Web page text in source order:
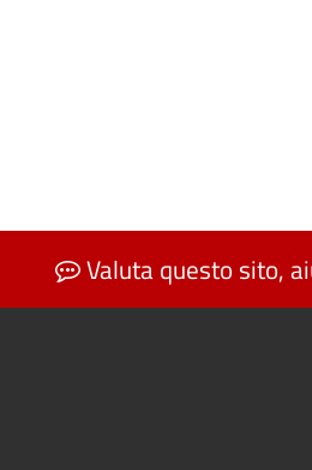
Valuta questo sito,